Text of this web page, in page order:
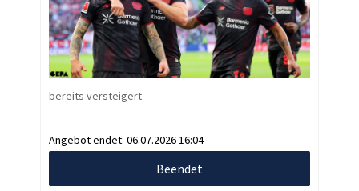
bereits versteigert
Angebot endet: 06.07.2026 16:04
Beendet